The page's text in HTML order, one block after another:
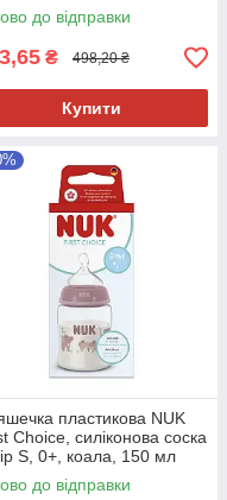
до відправки
₴ 498,20 ₴
Купити
пластикова NUK
Choice, силіконова соска
S, 0+, коала, 150 мл
до відправки